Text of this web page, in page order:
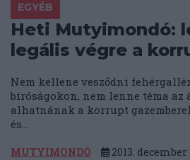
EGYÉB
Heti Mutyimondó:
legális végre a
Nem kellene vesződni
bíróságokon, nem lenne téma az
alhatnának a korrupt
és...
MUTYIMONDÓ 2013. december